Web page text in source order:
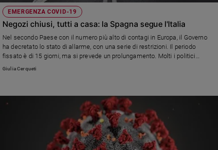
EMERGENZA COVID-19
Negozi chiusi, tutti a casa: la Spagna segue l'Italia
Nel secondo Paese con il numero più alto di contagi in Europa, il Governo
ha decretato lo stato di allarme, con una serie di restrizioni. Il periodo
fissato è di 15 giorni, ma si prevede un prolungamento. Molti i politici
positivi al coronavirus, tra cui due ministre del Governo. E intanto re Felipe
Giulia Cerqueti